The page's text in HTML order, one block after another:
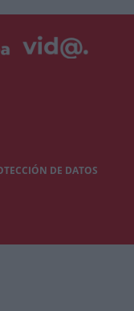
DE DATOS